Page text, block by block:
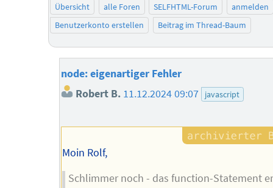
Übersicht alle Foren SELFHTML-Forum
anmelden
Benutzerkonto erstellen
Beitrag im Thread-Baum
node: eigenartiger Fehler
Robert B. 11.12.2024 09:07 javascript
Moin Rolf,
Schlimmer noch - das function-Statement